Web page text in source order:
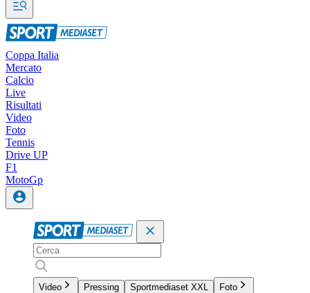
Coppa Italia
Mercato
Calcio
Live
Risultati
Video
Foto
Tennis
Drive UP
F1
MotoGp
Video Pressing Sportmediaset XXL
Foto